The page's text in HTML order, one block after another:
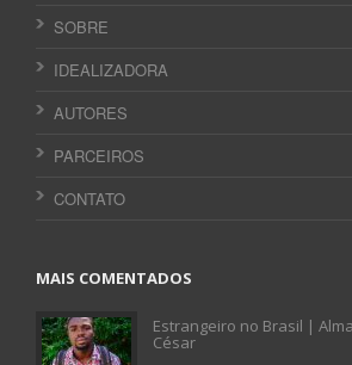
SOBRE
IDEALIZADORA
AUTORES
PARCEIROS
CONTATO
MAIS COMENTADOS
Estrangeiro no Brasil |
César